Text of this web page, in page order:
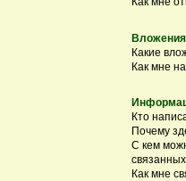
Вложения
Какие
Как мне
Кто
Почему
С кем
Как мне